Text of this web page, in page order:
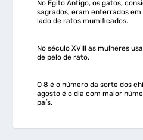
No Egito Antigo, os gatos,
sagrados, eram enterrados
lado de ratos mumificados.
No século XVIII as mulheres
de pelo de rato.
O 8 é o número da sorte dos
agosto é o dia com maior
país.